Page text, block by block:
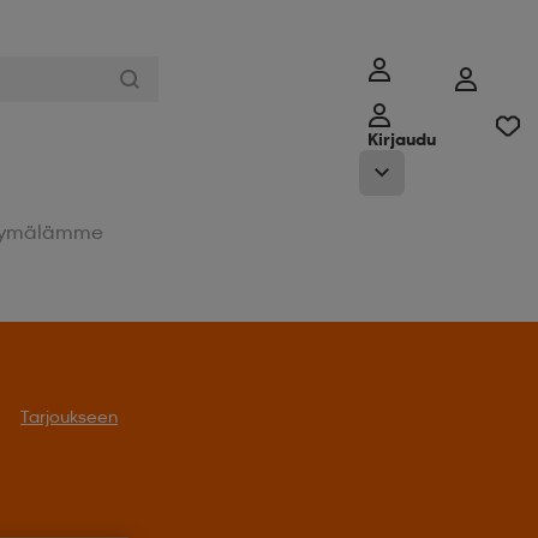
Kirjaudu
Tarjoukseen